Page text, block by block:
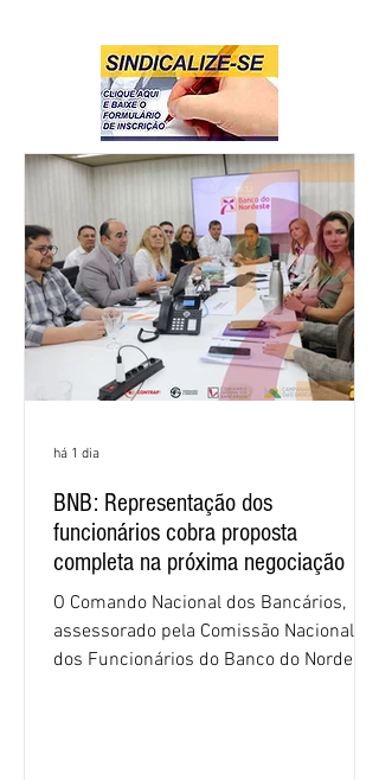
BNB: Representação dos
funcionários cobra proposta
completa na próxima negociação
O Comando Nacional dos Bancários,
assessorado pela Comissão Nacional
dos Funcionários do Banco do Nordeste
há 1 dia